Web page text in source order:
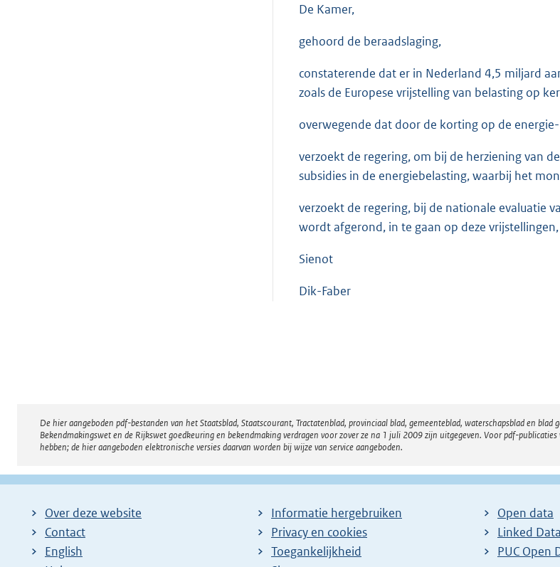
5
K
b
De Kamer,
gehoord de beraadslaging,
constaterende dat er in Nederland 4,5 miljard
zoals de Europese vrijstelling van belasting op
overwegende dat door de korting op de
verzoekt de regering, om bij de herziening van
subsidies in de energiebelasting, waarbij het
verzoekt de regering, bij de nationale evaluatie
wordt afgerond, in te gaan op deze vrijstellingen,
Sienot
Dik-Faber
Disclaimer
De hier aangeboden pdf-bestanden van het Staatsblad, Staatscourant, Tractatenblad, provinciaal blad, gemeenteblad, waterschapsblad en
Bekendmakingswet en de Rijkswet goedkeuring en bekendmaking verdragen voor zover ze na 1 juli 2009 zijn uitgegeven. Voor pdf-
hebben; de hier aangeboden elektronische versies daarvan worden bij wijze van service aangeboden.
Over deze website
Contact
English
Informatie hergebruiken
Privacy en cookies
Toegankelijkheid
Open data
Linked
PUC Open